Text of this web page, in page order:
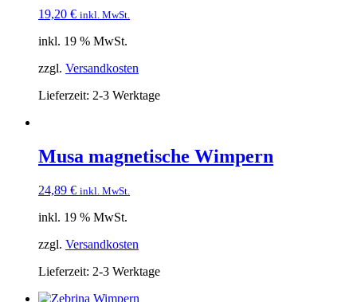
19,20 € inkl. MwSt.
inkl. 19 % MwSt.
zzgl. Versandkosten
Lieferzeit: 2-3 Werktage
Musa magnetische Wimpern
24,89 € inkl. MwSt.
inkl. 19 % MwSt.
zzgl. Versandkosten
Lieferzeit: 2-3 Werktage